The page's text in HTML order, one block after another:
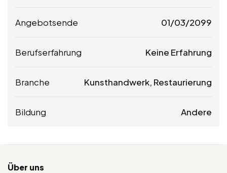
Angebotsende 01/03/2099
Berufserfahrung Keine Erfahrung
Branche Kunsthandwerk, Restaurierung
Bildung Andere
Über uns